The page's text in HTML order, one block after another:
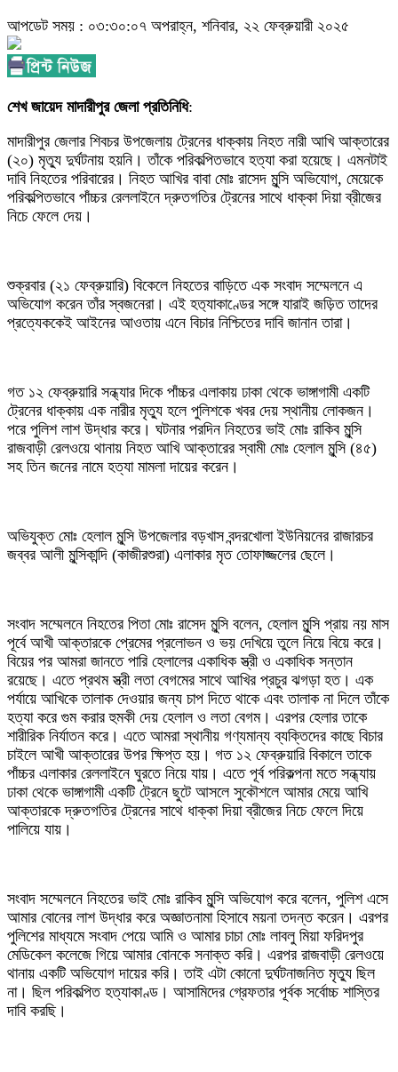
আপডেট সময় : ০৩:৩০:০৭ অপরাহ্ন, শনিবার, ২২ ফেব্রুয়ারী ২০২৫
শেখ জায়েদ মাদারীপুর জেলা প্রতিনিধি:
মাদারীপুর জেলার শিবচর উপজেলায় ট্রেনের ধাক্কায় নিহত নারী আখি আক্তারের
(২০) মৃত্যু দুর্ঘটনায় হয়নি। তাঁকে পরিকল্পিতভাবে হত্যা করা হয়েছে। এমনটাই
দাবি নিহতের পরিবারের। নিহত আখির বাবা মোঃ রাসেদ মুন্সি অভিযোগ, মেয়েকে
পরিকল্পিতভাবে পাঁচ্চর রেললাইনে দ্রুতগতির ট্রেনের সাথে ধাক্কা দিয়া ব্রীজের
নিচে ফেলে দেয়।
শুক্রবার (২১ ফেব্রুয়ারি) বিকেলে নিহতের বাড়িতে এক সংবাদ সম্মেলনে এ
অভিযোগ করেন তাঁর স্বজনেরা। এই হত‍্যাকাণ্ডের সঙ্গে যারাই জড়িত তাদের
প্রত্যেককেই আইনের আওতায় এনে বিচার নিশ্চিতের দাবি জানান তারা।
গত ১২ ফেব্রুয়ারি সন্ধ্যার দিকে পাঁচ্চর এলাকায় ঢাকা থেকে ভাঙ্গাগামী একটি
ট্রেনের ধাক্কায় এক নারীর মৃত্যু হলে পুলিশকে খবর দেয় স্থানীয় লোকজন।
পরে পুলিশ লাশ উদ্ধার করে। ঘটনার পরদিন নিহতের ভাই মোঃ রাকিব মুন্সি
রাজবাড়ী রেলওয়ে থানায় নিহত আখি আক্তারের স্বামী মোঃ হেলাল মুন্সি (৪৫)
সহ তিন জনের নামে হত্যা মামলা দায়ের করেন।
অভিযুক্ত মোঃ হেলাল মুন্সি উপজেলার বড়খাস বন্দরখোলা ইউনিয়নের রাজারচর
জব্বর আলী মুন্সিকান্দি (কাজীরশুরা) এলাকার মৃত তোফাজ্জলের ছেলে।
সংবাদ সম্মেলনে নিহতের পিতা মোঃ রাসেদ মুন্সি বলেন, হেলাল মুন্সি প্রায় নয় মাস
পূর্বে আখী আক্তারকে প্রেমের প্রলোভন ও ভয় দেখিয়ে তুলে নিয়ে বিয়ে করে।
বিয়ের পর আমরা জানতে পারি হেলালের একাধিক স্ত্রী ও একাধিক সন্তান
রয়েছে। এতে প্রথম স্ত্রী লতা বেগমের সাথে আখির প্রচুর ঝগড়া হত। এক
পর্যায়ে আখিকে তালাক দেওয়ার জন্য চাপ দিতে থাকে এবং তালাক না দিলে তাঁকে
হত্যা করে গুম করার হুমকী দেয় হেলাল ও লতা বেগম। এরপর হেলার তাকে
শারীরিক নির্যাতন করে। এতে আমরা স্থানীয় গণ্যমান্য ব্যক্তিদের কাছে বিচার
চাইলে আখী আক্তারের উপর ক্ষিপ্ত হয়। গত ১২ ফেব্রুয়ারি বিকালে তাকে
পাঁচ্চর এলাকার রেললাইনে ঘুরতে নিয়ে যায়। এতে পূর্ব পরিকল্পনা মতে সন্ধ্যায়
ঢাকা থেকে ভাঙ্গাগামী একটি ট্রেনে ছুটে আসলে সুকৌশলে আমার মেয়ে আখি
আক্তারকে দ্রুতগতির ট্রেনের সাথে ধাক্কা দিয়া ব্রীজের নিচে ফেলে দিয়ে
পালিয়ে যায়।
সংবাদ সম্মেলনে নিহতের ভাই মোঃ রাকিব মুন্সি অভিযোগ করে বলেন, পুলিশ এসে
আমার বোনের লাশ উদ্ধার করে অজ্ঞাতনামা হিসাবে ময়না তদন্ত করেন। এরপর
পুলিশের মাধ্যমে সংবাদ পেয়ে আমি ও আমার চাচা মোঃ লাবলু মিয়া ফরিদপুর
মেডিকেল কলেজে গিয়ে আমার বোনকে সনাক্ত করি। এরপর রাজবাড়ী রেলওয়ে
থানায় একটি অভিযোগ দায়ের করি। তাই এটা কোনো দুর্ঘটনাজনিত মৃত্যু ছিল
না। ছিল পরিকল্পিত হত্যাকাণ্ড। আসামিদের গ্রেফতার পূর্বক সর্বোচ্চ শাস্তির
দাবি করছি।